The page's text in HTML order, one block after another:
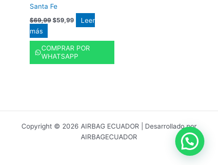
Santa Fe
$69,99 $59,99
Leer
más
COMPRAR POR
WHATSAPP
Copyright © 2026 AIRBAG ECUADOR | Desarrollado por
AIRBAGECUADOR